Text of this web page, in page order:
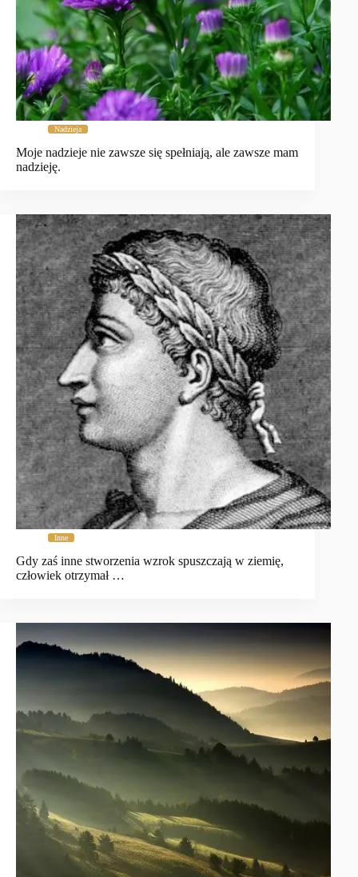
Nadzieja
Moje nadzieje nie zawsze się spełniają, ale zawsze mam
nadzieję.
Inne
Gdy zaś inne stworzenia wzrok spuszczają w ziemię,
człowiek otrzymał …